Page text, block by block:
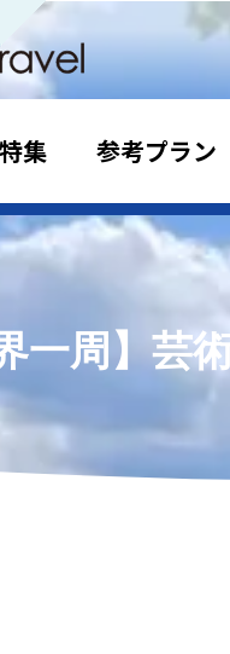
集 参考プラン
一周】芸